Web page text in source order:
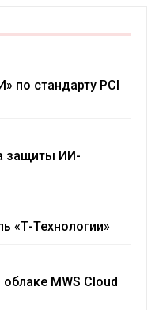
по стандарту PCI
защиты ИИ-
«Т-Технологии»
MWS Cloud